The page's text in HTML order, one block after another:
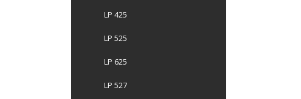
LP 425
LP 525
LP 625
LP 527